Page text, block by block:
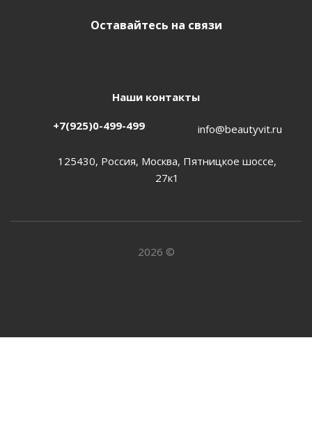
Оставайтесь на связи
Наши контакты
+7(925)0-499-499 info@beautyvit.ru
125430, Россия, Москва, Пятницкое шоссе,
27к1
2026 ©